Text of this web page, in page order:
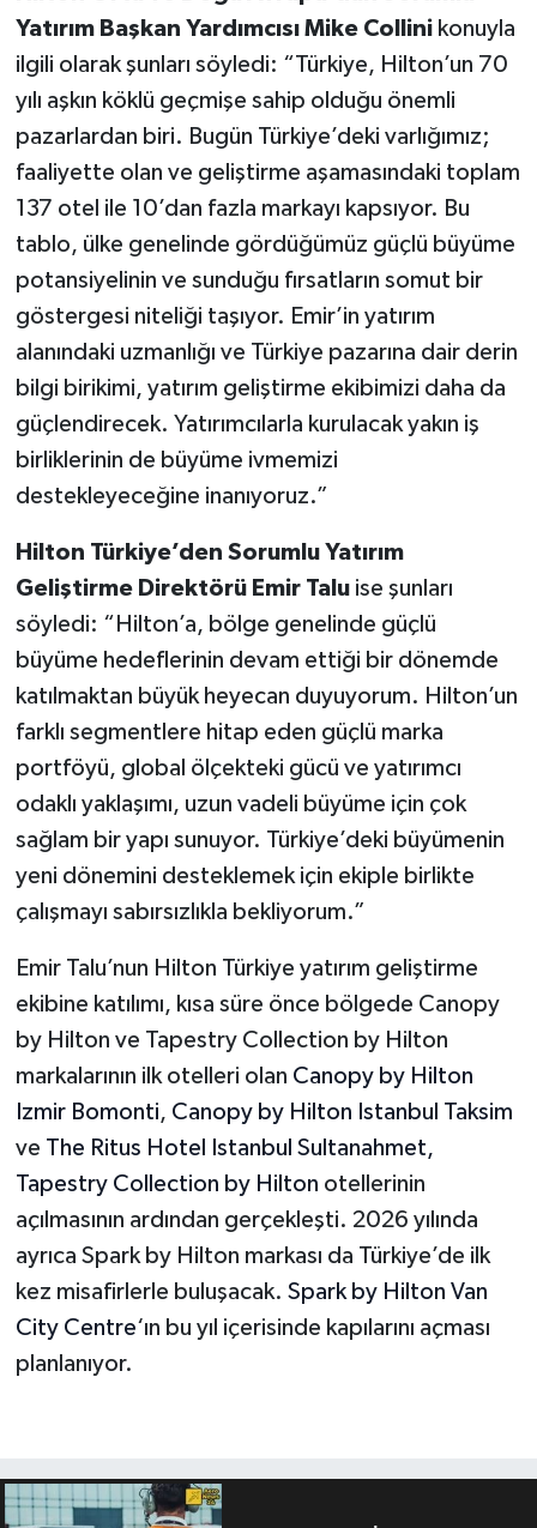
Yatırım Başkan Yardımcısı Mike Collinikonuyla
ilgili olarak şunları söyledi: “Türkiye, Hilton’un 70
yılı aşkın köklü geçmişe sahip olduğu önemli
pazarlardan biri. Bugün Türkiye’deki varlığımız;
faaliyette olan ve geliştirme aşamasındaki toplam
137 otel ile 10’dan fazla markayı kapsıyor. Bu
tablo, ülke genelinde gördüğümüz güçlü büyüme
potansiyelinin ve sunduğu fırsatların somut bir
göstergesi niteliği taşıyor. Emir’in yatırım
alanındaki uzmanlığı ve Türkiye pazarına dair derin
bilgi birikimi, yatırım geliştirme ekibimizi daha da
güçlendirecek. Yatırımcılarla kurulacak yakın iş
birliklerinin de büyüme ivmemizi
destekleyeceğine inanıyoruz.”
Hilton Türkiye’den Sorumlu Yatırım
Geliştirme Direktörü Emir Taluise şunları
söyledi: “Hilton’a, bölge genelinde güçlü
büyüme hedeflerinin devam ettiği bir dönemde
katılmaktan büyük heyecan duyuyorum. Hilton’un
farklı segmentlere hitap eden güçlü marka
portföyü, global ölçekteki gücü ve yatırımcı
odaklı yaklaşımı, uzun vadeli büyüme için çok
sağlam bir yapı sunuyor. Türkiye’deki büyümenin
yeni dönemini desteklemek için ekiple birlikte
çalışmayı sabırsızlıkla bekliyorum.”
Emir Talu’nun Hilton Türkiye yatırım geliştirme
ekibine katılımı, kısa süre önce bölgede Canopy
by Hilton ve Tapestry Collection by Hilton
markalarının ilk otelleri olan Canopy by Hilton
Izmir Bomonti, Canopy by Hilton Istanbul Taksim
ve The Ritus Hotel Istanbul Sultanahmet,
Tapestry Collection by Hilton otellerinin
açılmasının ardından gerçekleşti. 2026 yılında
ayrıca Spark by Hilton markası da Türkiye’de ilk
kez misafirlerle buluşacak. Spark by Hilton Van
City Centre‘ın bu yıl içerisinde kapılarını açması
planlanıyor.